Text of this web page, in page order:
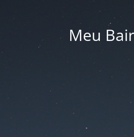
Meu